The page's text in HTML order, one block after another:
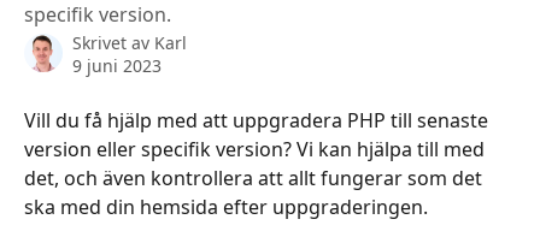
specifik version.
Skrivet av Karl
9 juni 2023
Vill du få hjälp med att uppgradera PHP till senaste
version eller specifik version? Vi kan hjälpa till med
det, och även kontrollera att allt fungerar som det
ska med din hemsida efter uppgraderingen.